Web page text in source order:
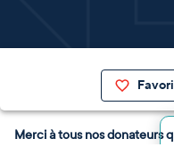
Merci à tous nos donateurs